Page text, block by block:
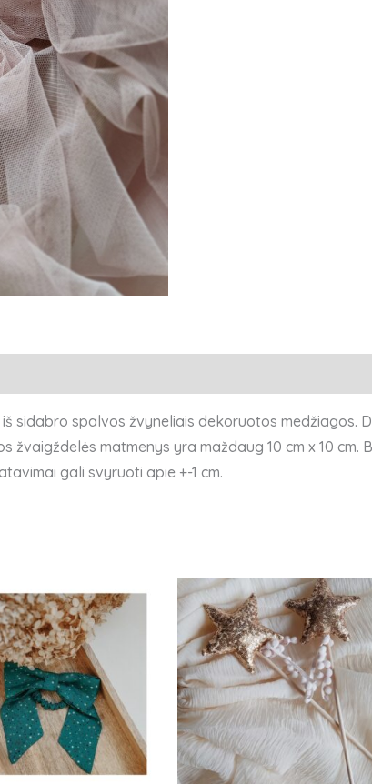
sidabro spalvos žvyneliais dekoruotos medžiagos.
žvaigždelės matmenys yra maždaug 10 cm x 10 cm.
gali svyruoti apie +-1 cm.